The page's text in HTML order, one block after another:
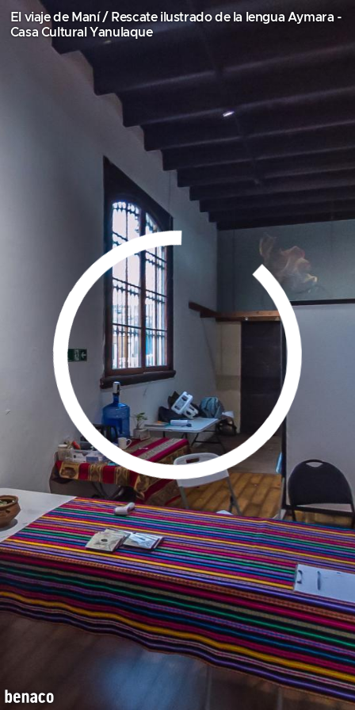
El viaje de Maní / Rescate ilustrado de la lengua Aymara -
Casa Cultural Yanulaque